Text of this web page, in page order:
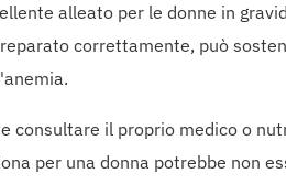
alleato per le donne in
correttamente, può
consultare il proprio medico o
per una donna potrebbe non